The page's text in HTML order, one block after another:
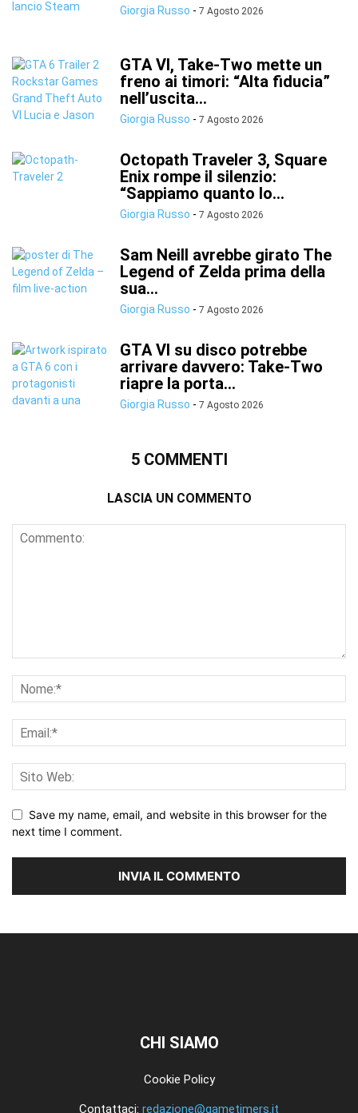
Giorgia Russo - 7 Agosto 2026
GTA VI, Take-Two mette un
freno ai timori: “Alta fiducia”
nell’uscita...
Giorgia Russo - 7 Agosto 2026
Octopath Traveler 3, Square
Enix rompe il silenzio:
“Sappiamo quanto lo...
Giorgia Russo - 7 Agosto 2026
Sam Neill avrebbe girato The
Legend of Zelda prima della
sua...
Giorgia Russo - 7 Agosto 2026
GTA VI su disco potrebbe
arrivare davvero: Take-Two
riapre la porta...
Giorgia Russo - 7 Agosto 2026
5 COMMENTI
LASCIA UN COMMENTO
Save my name, email, and website in this browser for the
next time I comment.
CHI SIAMO
Cookie Policy
Contattaci: redazione@gametimers.it